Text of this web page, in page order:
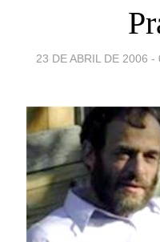
23 DE ABRIL DE 2006 -